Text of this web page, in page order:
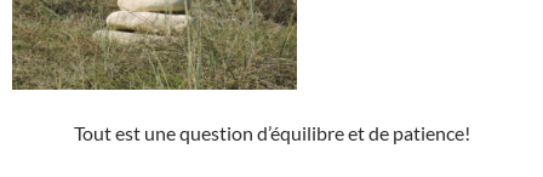
Tout est une question d’équilibre et de patience!